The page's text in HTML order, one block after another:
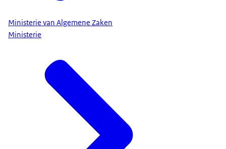
Ministerie van Algemene Zaken
Ministerie